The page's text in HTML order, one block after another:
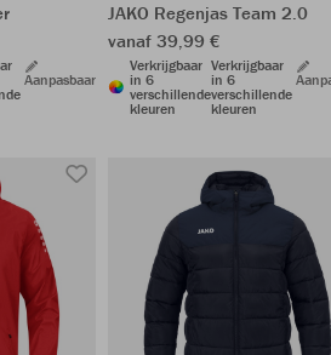
Aanpasbaar
JAKO Regenjas Team 2.0
vanaf 39,99 €
Verkrijgbaar
in 6
verschillende
kleuren
Verkrijgbaar
in 6
verschillende
kleuren